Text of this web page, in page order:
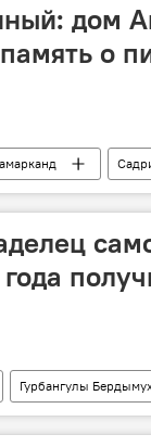
дом
о
Гурбангулы